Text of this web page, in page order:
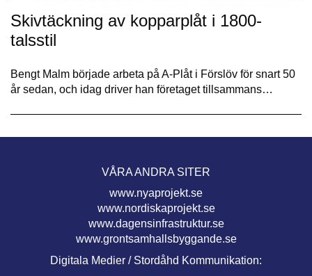
Skivtäckning av kopparplåt i 1800-
talsstil
Bengt Malm började arbeta på A-Plåt i Förslöv för snart 50
år sedan, och idag driver han företaget tillsammans…
VÅRA ANDRA SITER
www.nyaprojekt.se
www.nordiskaprojekt.se
www.dagensinfrastruktur.se
www.grontsamhallsbyggande.se
Digitala Medier / Stordåhd Kommunikation: